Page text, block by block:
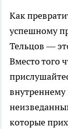
Как
успешному
Тельцов —
Вместо того
внутреннему
которые